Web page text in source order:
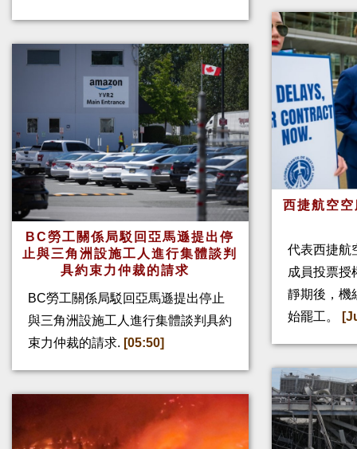
BC勞工關係局駁回亞馬遜提出停
止與三角洲設施工人進行集體談判
具約束力仲裁的請求
BC勞工關係局駁回亞馬遜提出停止
與三角洲設施工人進行集體談判具約
束力仲裁的請求. [05:50]
西捷航空
代表西捷航
成員投票授
靜期後，機
始罷工。